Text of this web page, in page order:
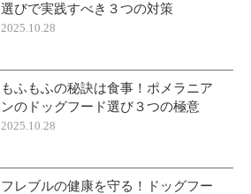
選びで実践すべき３つの対策
2025.10.28
もふもふの秘訣は食事！ポメラニア
ンのドッグフード選び３つの極意
2025.10.28
フレブルの健康を守る！ドッグフー